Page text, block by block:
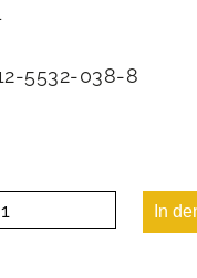
5532-038-8
In